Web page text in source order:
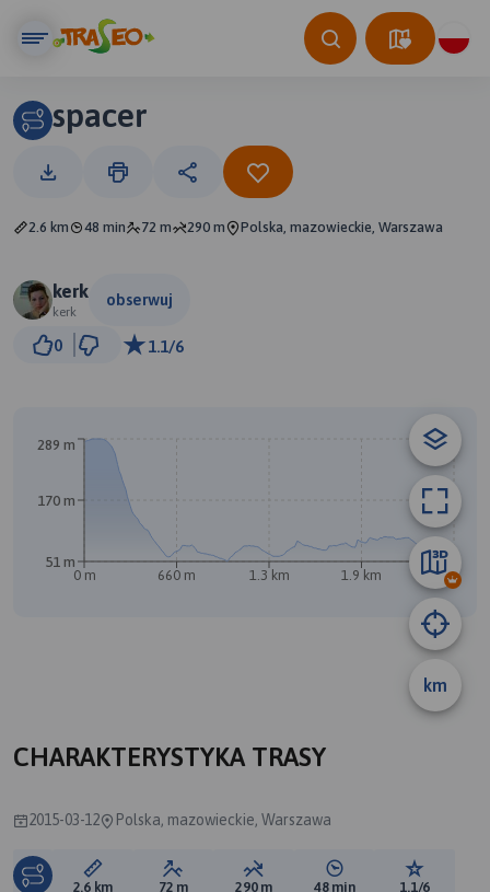
spacer
2.6 km 48 min 72 m 290 m Polska, mazowieckie, Warszawa
kerk
kerk
obserwuj
0 1.1/6
km
0 m 660 m 1.3 km 1.9 km 2.6 km
51 m
170 m
289 m
CHARAKTERYSTYKA TRASY
2015-03-12 Polska, mazowieckie, Warszawa
Długość trasy:
2.6 km Suma przewyższeń:
72 m Suma spadków:
290 m Średni czas potrzebny
48 min Ocena
1.1/6